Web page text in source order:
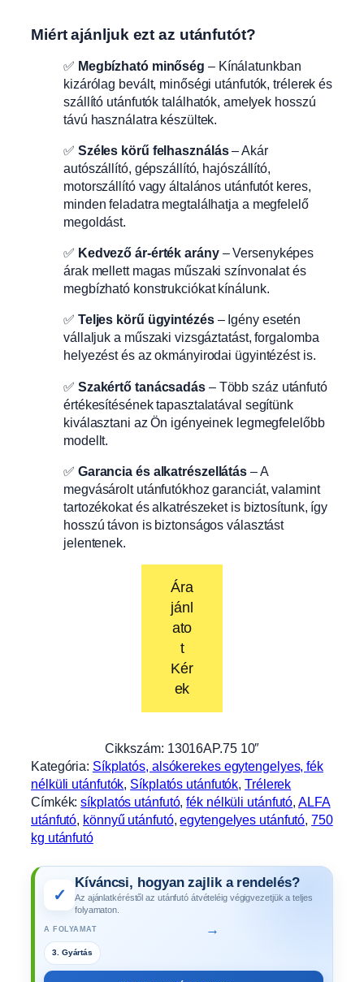
Miért ajánljuk ezt az utánfutót?
✅ Megbízható minőség – Kínálatunkban
kizárólag bevált, minőségi utánfutók, trélerek és
szállító utánfutók találhatók, amelyek hosszú
távú használatra készültek.
✅ Széles körű felhasználás– Akár
autószállító, gépszállító, hajószállító,
motorszállító vagy általános utánfutót keres,
minden feladatra megtalálhatja a megfelelő
megoldást.
✅ Kedvező ár-érték arány– Versenyképes
árak mellett magas műszaki színvonalat és
megbízható konstrukciókat kínálunk.
✅ Teljes körű ügyintézés– Igény esetén
vállaljuk a műszaki vizsgáztatást, forgalomba
helyezést és az okmányirodai ügyintézést is.
✅ Szakértő tanácsadás– Több száz utánfutó
értékesítésének tapasztalatával segítünk
kiválasztani az Ön igényeinek legmegfelelőbb
modellt.
✅ Garancia és alkatrészellátás – A
megvásárolt utánfutókhoz garanciát, valamint
tartozékokat és alkatrészeket is biztosítunk, így
hosszú távon is biztonságos választást
jelentenek.
Ára
jánl
ato
t
Kér
ek
Cikkszám: 13016AP.75 10″
Kategória: Síkplatós, alsókerekes egytengelyes, fék
nélküli utánfutók Síkplatós utánfutók , Trélerek
Címkék:síkplatós utánfutó, fék nélküli utánfutó ALFA
utánfutó könnyű utánfutó, egytengelyes utánfutó , 750
kg utánfutó
✓
Kíváncsi, hogyan zajlik a rendelés?
Az ajánlatkéréstől az utánfutó átvételéig végigvezetjük a teljes
folyamaton.
A FOLYAMAT →
4. Műszaki vizsga